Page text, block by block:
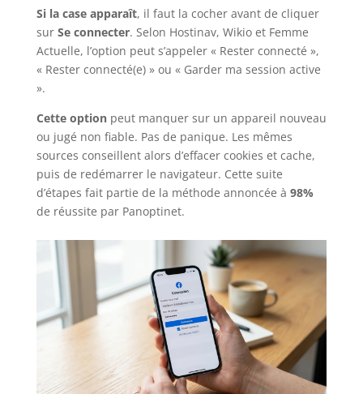
Si la case apparaît, il faut la cocher avant de cliquer
sur Se connecter. Selon Hostinav, Wikio et Femme
Actuelle, l’option peut s’appeler « Rester connecté »,
« Rester connecté(e) » ou « Garder ma session active
».
Cette optionpeut manquer sur un appareil nouveau
ou jugé non fiable. Pas de panique. Les mêmes
sources conseillent alors d’effacer cookies et cache,
puis de redémarrer le navigateur. Cette suite
d’étapes fait partie de la méthode annoncée à 98%
de réussite par Panoptinet.